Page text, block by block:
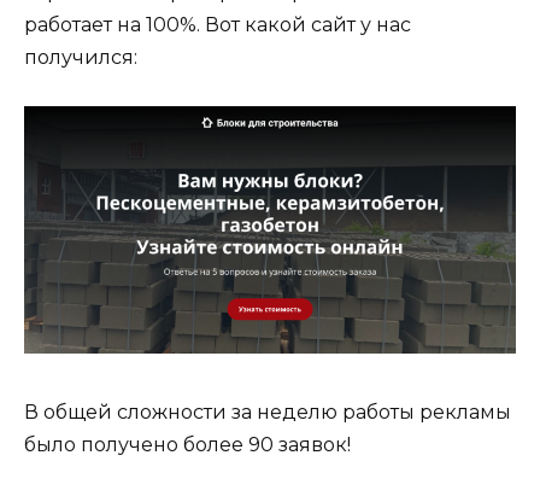
работает на 100%. Вот какой сайт у нас
получился:
В общей сложности за неделю работы рекламы
было получено более 90 заявок!